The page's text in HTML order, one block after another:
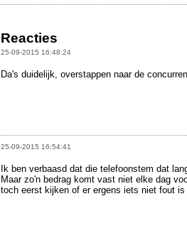
Reacties
25-09-2015 16:48:24
Da's duidelijk, overstappen naar de
25-09-2015 16:54:41
Ik ben verbaasd dat die telefoonstem dat
Maar zo'n bedrag komt vast niet elke dag
toch eerst kijken of er ergens iets niet fout is